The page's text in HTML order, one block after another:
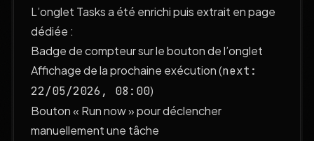
L’onglet Tasks a été enrichi puis extrait en page
dédiée :
Badge de compteur sur le bouton de l’onglet
Affichage de la prochaine exécution (next:
22/05/2026, 08:00)
Bouton « Run now » pour déclencher
manuellement une tâche